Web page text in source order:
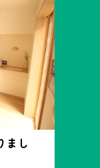
まし